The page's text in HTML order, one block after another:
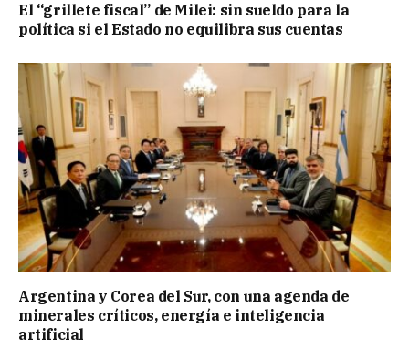
El “grillete fiscal” de Milei: sin sueldo para la
política si el Estado no equilibra sus cuentas
Argentina y Corea del Sur, con una agenda de
minerales críticos, energía e inteligencia
artificial